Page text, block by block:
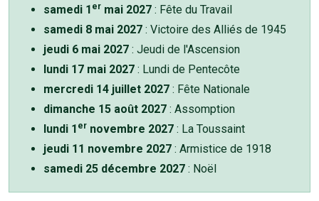
samedi 1 er mai 2027 : Fête du Travail
samedi 8 mai 2027 : Victoire des Alliés de 1945
jeudi 6 mai 2027 : Jeudi de l'Ascension
lundi 17 mai 2027 : Lundi de Pentecôte
mercredi 14 juillet 2027 : Fête Nationale
dimanche 15 août 2027 : Assomption
lundi 1 er novembre 2027 : La Toussaint
jeudi 11 novembre 2027 : Armistice de 1918
samedi 25 décembre 2027 : Noël